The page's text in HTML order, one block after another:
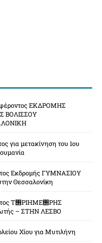
ΕΚΔΡΟΜΗΣ
ΒΟΛΙΣΣΟΥ
για μετακίνηση του 1ου
Εκδρομής ΓΥΜΝΑΣΙΟΥ
Θεσσαλονίκη
Τ΢ΡΙΗΜΕ΢ΡΗΣ
– ΣΤΗΝ ΛΕΣΒΟ
Χίου για Μυτιλήνη